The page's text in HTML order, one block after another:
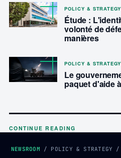
POLICY &
Étude :
volonté de
manières
POLICY &
Le
paquet d'aide
CONTINUE READING
NEWSROOM / POLICY & STRATEGY /